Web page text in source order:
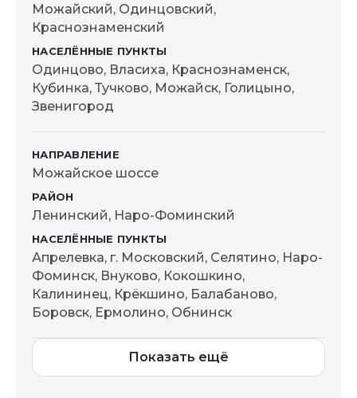
Можайский, Одинцовский,
Краснознаменский
Одинцово, Власиха, Краснознаменск,
Кубинка, Тучково, Можайск, Голицыно,
Звенигород
Можайское шоссе
Ленинский, Наро-Фоминский
Апрелевка, г. Московский, Селятино, Наро-
Фоминск, Внуково, Кокошкино,
Калининец, Крёкшино, Балабаново,
Боровск, Ермолино, Обнинск
Показать ещё